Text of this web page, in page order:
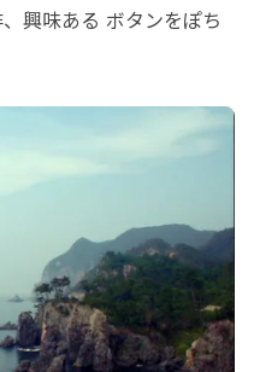
興味ある ボタンをぽち